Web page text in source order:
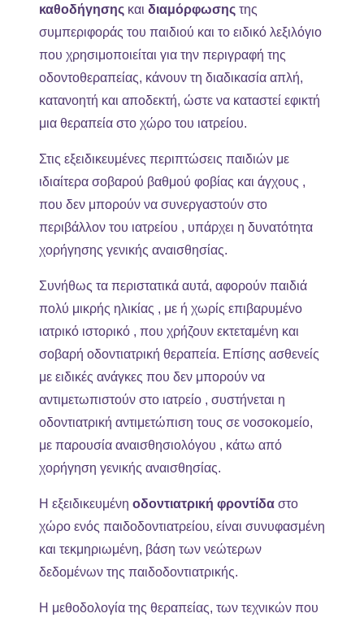
καθοδήγησης και διαμόρφωσης της
συμπεριφοράς του παιδιού και το ειδικό λεξιλόγιο
που χρησιμοποιείται για την περιγραφή της
οδοντοθεραπείας, κάνουν τη διαδικασία απλή,
κατανοητή και αποδεκτή, ώστε να καταστεί εφικτή
μια θεραπεία στο χώρο του ιατρείου.
Στις εξειδικευμένες περιπτώσεις παιδιών με
ιδιαίτερα σοβαρού βαθμού φοβίας και άγχους ,
που δεν μπορούν να συνεργαστούν στο
περιβάλλον του ιατρείου , υπάρχει η δυνατότητα
χορήγησης γενικής αναισθησίας.
Συνήθως τα περιστατικά αυτά, αφορούν παιδιά
πολύ μικρής ηλικίας , με ή χωρίς επιβαρυμένο
ιατρικό ιστορικό , που χρήζουν εκτεταμένη και
σοβαρή οδοντιατρική θεραπεία. Επίσης ασθενείς
με ειδικές ανάγκες που δεν μπορούν να
αντιμετωπιστούν στο ιατρείο , συστήνεται η
οδοντιατρική αντιμετώπιση τους σε νοσοκομείο,
με παρουσία αναισθησιολόγου , κάτω από
χορήγηση γενικής αναισθησίας.
Η εξειδικευμένη οδοντιατρική φροντίδα στο
χώρο ενός παιδοδοντιατρείου, είναι συνυφασμένη
και τεκμηριωμένη, βάση των νεώτερων
δεδομένων της παιδοδοντιατρικής.
Η μεθοδολογία της θεραπείας, των τεχνικών που